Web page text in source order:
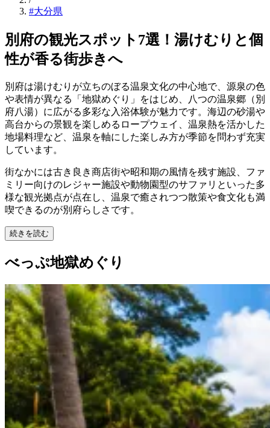
#大分県
別府の観光スポット7選！湯けむりと個
性が香る街歩きへ
別府は湯けむりが立ちのぼる温泉文化の中心地で、源泉の色
や表情が異なる「地獄めぐり」をはじめ、八つの温泉郷（別
府八湯）に広がる多彩な入浴体験が魅力です。海辺の砂湯や
高台からの景観を楽しめるロープウェイ、温泉熱を活かした
地場料理など、温泉を軸にした楽しみ方が季節を問わず充実
しています。
街なかには古き良き商店街や昭和期の風情を残す施設、ファ
ミリー向けのレジャー施設や動物園型のサファリといった多
様な観光拠点が点在し、温泉で癒されつつ散策や食文化も満
喫できるのが別府らしさです。
続きを読む
べっぷ地獄めぐり